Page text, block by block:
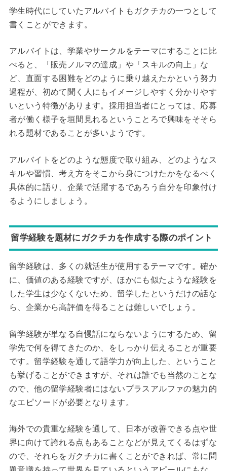
学生時代にしていたアルバイトもガクチカの一つとして
書くことができます。
アルバイトは、学業やサークルをテーマにすることに比
べると、「販売ノルマの達成」や「スキルの向上」な
ど、直面する困難をどのように乗り越えたかという努力
過程が、初めて聞く人にもイメージしやすく分かりやす
いという特徴があります。採用担当者にとっては、応募
者が働く様子を垣間見れるということろで興味をそそら
れる題材であることが多いようです。
アルバイトをどのような態度で取り組み、どのようなス
キルや習慣、考え方をそこから身につけたかをなるべく
具体的に語り、企業で活躍するであろう自分を印象付け
るようにしましょう。
留学経験を題材にガクチカを作成する際のポイント
留学経験は、多くの就活生が使用するテーマです。確か
に、価値のある経験ですが、ほかにも似たような経験を
した学生は少なくないため、留学したというだけの話な
ら、企業から高評価を得ることは難しいでしょう。
留学経験が単なる自慢話にならないようにするため、留
学先で何を得てきたのか、をしっかり伝えることが重要
です。留学経験を通して語学力が向上した、ということ
も挙げることができますが、それは誰でも当然のことな
ので、他の留学経験者にはないプラスアルファの魅力的
なエピソードが必要となります。
海外での貴重な経験を通して、日本が改善できる点や世
界に向けて誇れる点もあることなどが見えてくるはずな
ので、それらをガクチカに書くことができれば、常に問